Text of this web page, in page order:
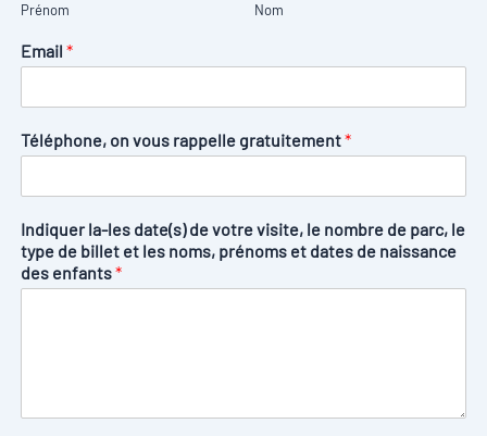
Prénom Nom
Email *
Téléphone, on vous rappelle gratuitement*
Indiquer la-les date(s) de votre visite, le nombre de parc, le
type de billet et les noms, prénoms et dates de naissance
des enfants*